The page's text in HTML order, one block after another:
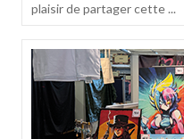
plaisir de partager cette ...